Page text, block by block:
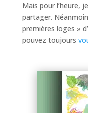
Mais pour l’heure,
partager.
premières loges »
pouvez toujours